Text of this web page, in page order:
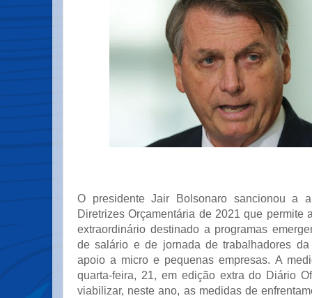
O presidente Jair Bolsonaro sancionou a
Diretrizes Orçamentária de 2021 que permite
extraordinário destinado a programas
de salário e de jornada de trabalhadores
apoio a micro e pequenas empresas. A
quarta-feira, 21, em edição extra do Diário
viabilizar, neste ano, as medidas de